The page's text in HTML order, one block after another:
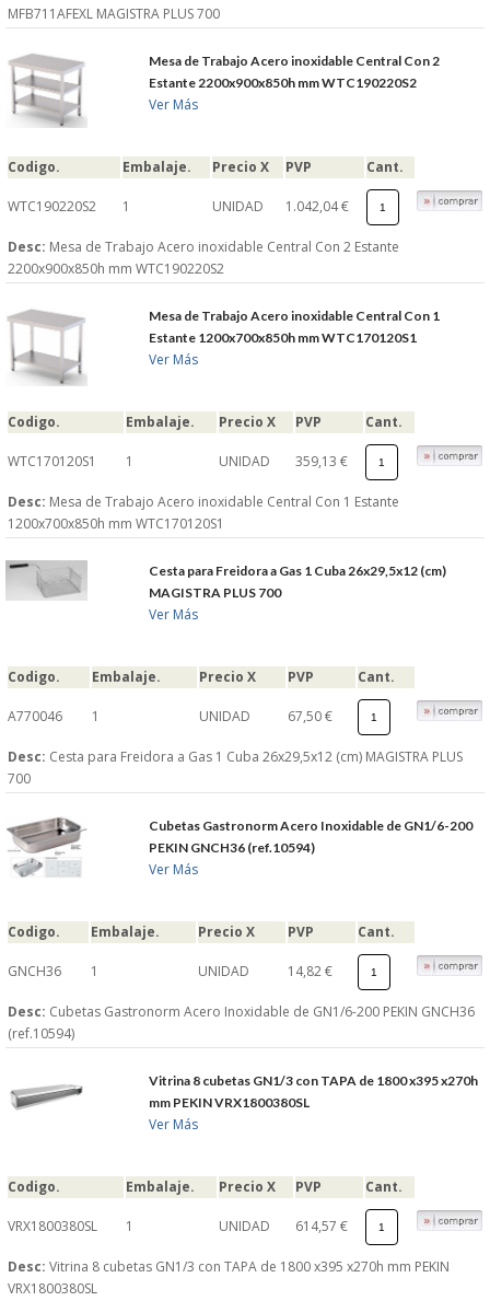
MFB711AFEXL MAGISTRA PLUS 700
Mesa de Trabajo Acero inoxidable Central Con 2
Estante 2200x900x850h mm WTC190220S2
Ver Más
Codigo. Embalaje. Precio X PVP Cant.
WTC190220S2 1 UNIDAD 1.042,04 €
Desc: Mesa de Trabajo Acero inoxidable Central Con 2 Estante
2200x900x850h mm WTC190220S2
Mesa de Trabajo Acero inoxidable Central Con 1
Estante 1200x700x850h mm WTC170120S1
Ver Más
Codigo. Embalaje. Precio X PVP Cant.
WTC170120S1 1 UNIDAD 359,13 €
Desc: Mesa de Trabajo Acero inoxidable Central Con 1 Estante
1200x700x850h mm WTC170120S1
Cesta para Freidora a Gas 1 Cuba 26x29,5x12 (cm)
MAGISTRA PLUS 700
Ver Más
Codigo. Embalaje. Precio X PVP Cant.
A770046 1 UNIDAD 67,50 €
Desc: Cesta para Freidora a Gas 1 Cuba 26x29,5x12 (cm) MAGISTRA PLUS
700
Cubetas Gastronorm Acero Inoxidable de GN1/6-200
PEKIN GNCH36 (ref.10594)
Ver Más
Codigo. Embalaje. Precio X PVP Cant.
GNCH36 1 UNIDAD 14,82 €
Desc: Cubetas Gastronorm Acero Inoxidable de GN1/6-200 PEKIN GNCH36
(ref.10594)
Vitrina 8 cubetas GN1/3 con TAPA de 1800 x395 x270h
mm PEKIN VRX1800380SL
Ver Más
Codigo. Embalaje. Precio X PVP Cant.
VRX1800380SL 1 UNIDAD 614,57 €
Desc: Vitrina 8 cubetas GN1/3 con TAPA de 1800 x395 x270h mm PEKIN
VRX1800380SL